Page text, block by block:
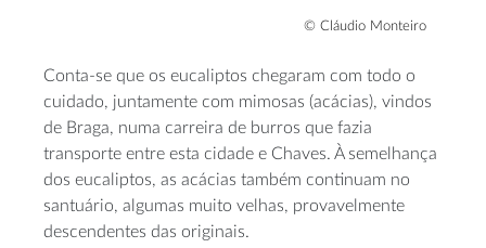
© Cláudio Monteiro
Conta-se que os eucaliptos chegaram com todo o
cuidado, juntamente com mimosas (acácias), vindos
de Braga, numa carreira de burros que fazia
transporte entre esta cidade e Chaves. À semelhança
dos eucaliptos, as acácias também continuam no
santuário, algumas muito velhas, provavelmente
descendentes das originais.